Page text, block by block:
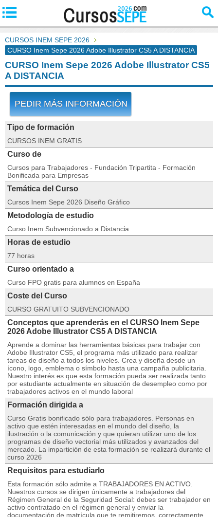
CURSOS INEM SEPE 2026
CURSO Inem Sepe 2026 Adobe Illustrator CS5 A DISTANCIA
CURSO Inem Sepe 2026 Adobe Illustrator CS5
A DISTANCIA
PEDIR MÁS INFORMACIÓN
Tipo de formación
CURSOS INEM GRATIS
Curso de
Cursos para Trabajadores - Fundación Tripartita - Formación
Bonificada para Empresas
Temática del Curso
Cursos Inem Sepe 2026 Diseño Gráfico
Metodología de estudio
Curso Inem Subvencionado a Distancia
Horas de estudio
77 horas
Curso orientado a
Curso FPO gratis para alumnos en España
Coste del Curso
CURSO GRATUITO SUBVENCIONADO
Conceptos que aprenderás en el CURSO Inem Sepe
2026 Adobe Illustrator CS5 A DISTANCIA
Aprende a dominar las herramientas básicas para trabajar con
Adobe Illustrator CS5, el programa más utilizado para realizar
tareas de diseño a todos los niveles. Crea y diseña desde un
ícono, logo, emblema o símbolo hasta una campaña publicitaria.
Nuestro interés es que esta formación pueda ser realizada tanto
por estudiante actualmente en situación de desempleo como por
trabajadores activos en el mundo laboral
Formación dirigida a
Curso Gratis bonificado sólo para trabajadores. Personas en
activo que estén interesadas en el mundo del diseño, la
ilustración o la comunicación y que quieran utilizar uno de los
programas de diseño vectorial más utilizados y avanzados del
mercado. La impartición de esta formación se realizará durante el
curso 2026
Requisitos para estudiarlo
Esta formación sólo admite a TRABAJADORES EN ACTIVO.
Nuestros cursos se dirigen únicamente a trabajadores del
Régimen General de la Seguridad Social: debes ser trabajador en
activo contratado en el régimen general y enviar la
documentación de matrícula que te remitiremos, correctamente